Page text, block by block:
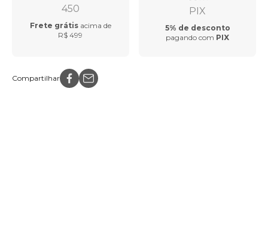
Frete grátis acima de
R$ 499
5% de desconto
pagando com PIX
Compartilhar